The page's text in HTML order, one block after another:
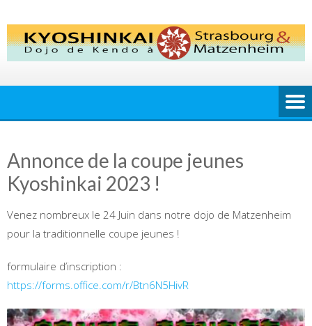
to
content
Annonce de la coupe jeunes
Kyoshinkai 2023 !
Venez nombreux le 24 Juin dans notre dojo de Matzenheim
pour la traditionnelle coupe jeunes !
formulaire d’inscription :
https://forms.office.com/r/Btn6N5HivR